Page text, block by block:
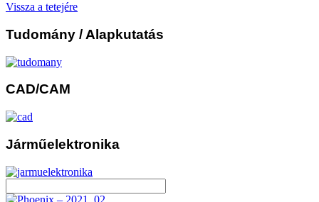
Vissza a tetejére
Tudomány / Alapkutatás
CAD/CAM
Járműelektronika